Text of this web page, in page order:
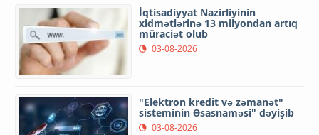
İqtisadiyyat Nazirliyinin
xidmətlərinə 13 milyondan artıq
müraciət olub
03-08-2026
"Elektron kredit və zəmanət"
sisteminin Əsasnaməsi" dəyişib
03-08-2026